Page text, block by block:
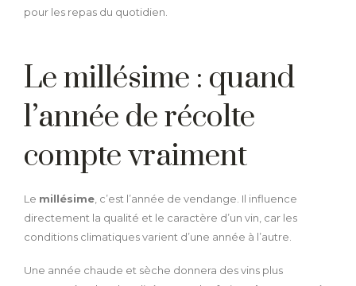
pour les repas du quotidien.
Le millésime : quand
l’année de récolte
compte vraiment
Le millésime , c’est l’année de vendange. Il influence
directement la qualité et le caractère d’un vin, car les
conditions climatiques varient d’une année à l’autre.
Une année chaude et sèche donnera des vins plus